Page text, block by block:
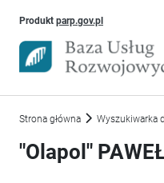
Produkt parp.gov.plUwaga, link
Strona główna Wyszukiwarka
"Olapol"